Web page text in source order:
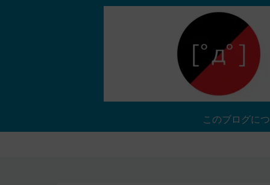
このブログに